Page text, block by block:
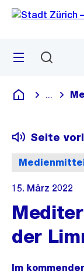
Sprunglink
Menü
Deutsch
Blende
Seite
15. März 2022
der
Im